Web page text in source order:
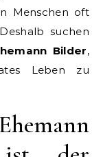
Menschen oft
suchen
Bilder,
Leben zu